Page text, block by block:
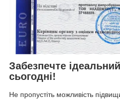
Забезпечте
сьогодні!
Не пропустіть можливість